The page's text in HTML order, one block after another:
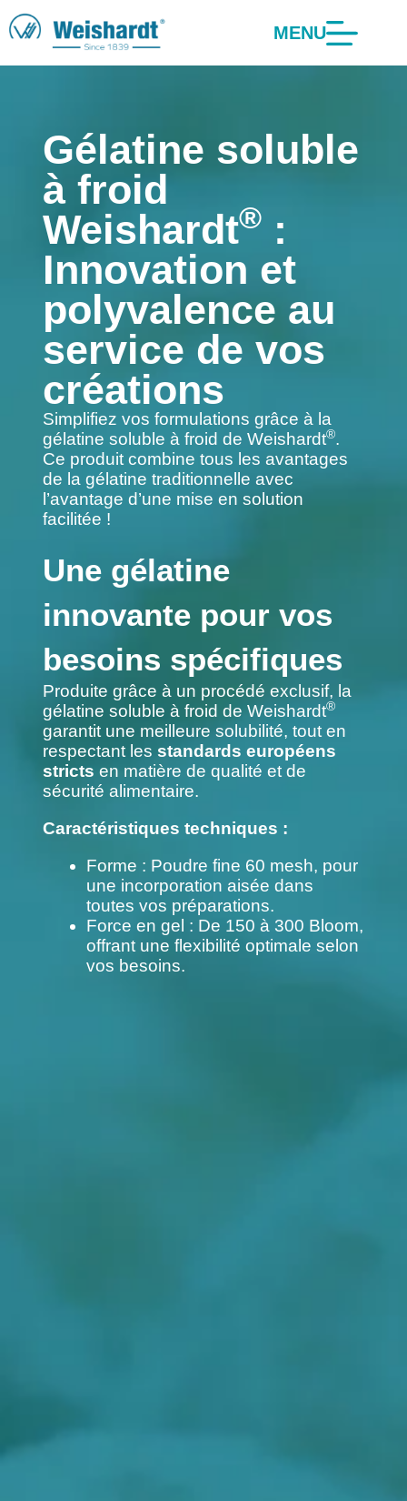
MENU
Gélatine soluble
à froid
Weishardt®:
Innovation et
polyvalence au
service de vos
créations
Simplifiez vos formulations grâce à la
gélatine soluble à froid de Weishardt®.
Ce produit combine tous les avantages
de la gélatine traditionnelle avec
l’avantage d’une mise en solution
facilitée !
Une gélatine
innovante pour vos
besoins spécifiques
Produite grâce à un procédé exclusif, la
gélatine soluble à froid de Weishardt®
garantit une meilleure solubilité, tout en
respectant les standards européens
stricts en matière de qualité et de
sécurité alimentaire.
Caractéristiques techniques :
Forme : Poudre fine 60 mesh, pour
une incorporation aisée dans
toutes vos préparations.
Force en gel : De 150 à 300 Bloom,
offrant une flexibilité optimale selon
vos besoins.